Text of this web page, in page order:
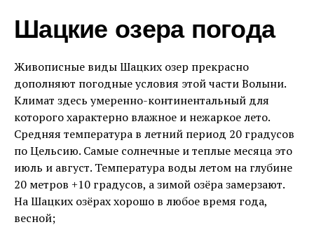
Шацкие озера погода
Живописные виды Шацких озер прекрасно
дополняют погодные условия этой части Волыни.
Климат здесь умеренно-континентальный для
которого характерно влажное и нежаркое лето.
Средняя температура в летний период 20 градусов
по Цельсию. Самые солнечные и теплые месяца это
июль и август. Температура воды летом на глубине
20 метров +10 градусов, а зимой озёра замерзают.
На Шацких озёрах хорошо в любое время года,
весной;